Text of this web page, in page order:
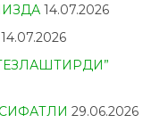
14.07.2026
14.07.2026
29.06.2026